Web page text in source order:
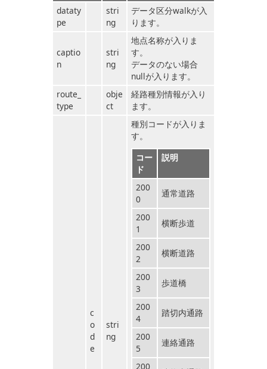
dataty
pe
stri
ng
データ区分walkが入
ります。
captio
n
stri
ng
地点名称が入りま
す。
データのない場合
nullが入ります。
route_
type
obje
ct
経路種別情報が入り
ます。
c
o
d
e
stri
ng
種別コードが入りま
す。
コー
ド
説明
200
0
通常道路
200
1
横断歩道
200
2
横断道路
200
3
歩道橋
200
4
踏切内通路
200
5
連絡通路
200